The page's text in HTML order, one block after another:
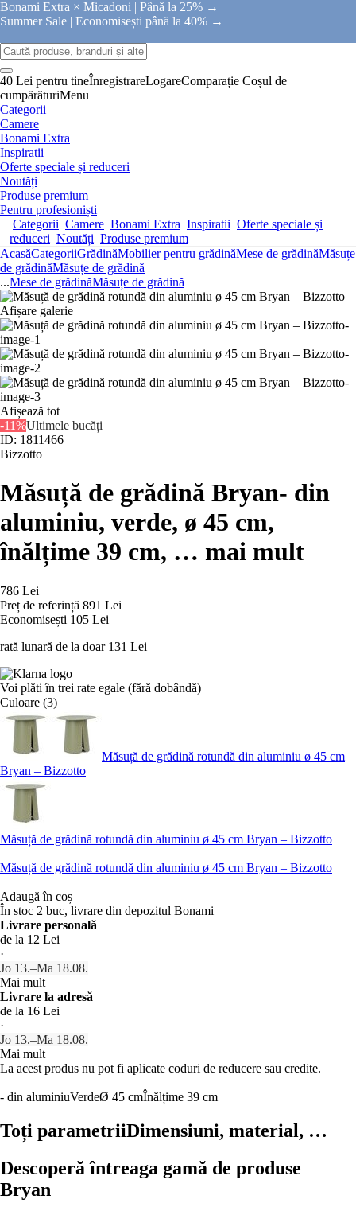
Bonami Extra × Micadoni | Până la 25% →
Summer Sale | Economisești până la 40% →
40 Lei pentru tineÎnregistrareLogareComparație Coșul de
cumpărăturiMenu
Categorii
Camere
Bonami Extra
Inspiratii
Oferte speciale și reduceri
Noutăți
Produse premium
Pentru profesioniști
Categorii Camere Bonami Extra Inspiratii Oferte speciale și
reduceri Noutăți Produse premium
AcasăCategoriiGrădinăMobilier pentru grădinăMese de grădinăMăsuțe
de grădinăMăsuțe de grădină
...Mese de grădinăMăsuțe de grădină
Afișare galerie
Afișează tot
-11%Ultimele bucăți
ID: 1811466
Bizzotto
Măsuță de grădină Bryan- din
aluminiu, verde, ø 45 cm,
înălțime 39 cm, … mai mult
786 Lei
Preț de referință 891 Lei
Economisești 105 Lei
rată lunară de la doar 131 Lei
Voi plăti în trei rate egale (fără dobândă)
Culoare (3)
Măsuță de grădină rotundă din aluminiu ø 45 cm
Bryan – Bizzotto
Măsuță de grădină rotundă din aluminiu ø 45 cm Bryan – Bizzotto
Măsuță de grădină rotundă din aluminiu ø 45 cm Bryan – Bizzotto
Adaugă în coș
În stoc 2 buc, livrare din depozitul Bonami
Livrare personală
de la 12 Lei
·
Jo 13.–Ma 18.08.
Mai mult
Livrare la adresă
de la 16 Lei
·
Jo 13.–Ma 18.08.
Mai mult
La acest produs nu pot fi aplicate coduri de reducere sau credite.
- din aluminiuVerdeØ 45 cmÎnălțime 39 cm
Toți parametriiDimensiuni, material, …
Descoperă întreaga gamă de produse
Bryan